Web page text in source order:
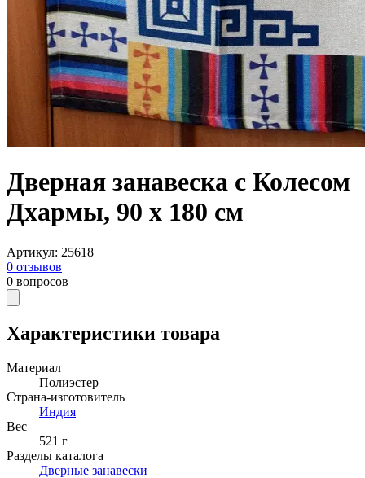
Дверная занавеска с Колесом
Дхармы, 90 х 180 см
Артикул: 25618
0 отзывов
0 вопросов
Характеристики товара
Материал
Полиэстер
Страна-изготовитель
Индия
Вес
521 г
Разделы каталога
Дверные занавески